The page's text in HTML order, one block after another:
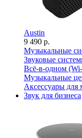
Austin
9 490 р.
Музыкальные
Звуковые
Всё-в-одном
Музыкальные
Аксессуары для
Звук для бизнеса